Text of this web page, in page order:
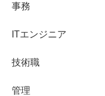
事務
ITエンジニア
技術職
管理